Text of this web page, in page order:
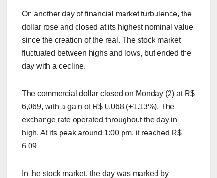
On another day of financial market turbulence, the
dollar rose and closed at its highest nominal value
since the creation of the real. The stock market
fluctuated between highs and lows, but ended the
day with a decline.
The commercial dollar closed on Monday (2) at R$
6,069, with a gain of R$ 0.068 (+1.13%). The
exchange rate operated throughout the day in
high. At its peak around 1:00 pm, it reached R$
6.09.
In the stock market, the day was marked by